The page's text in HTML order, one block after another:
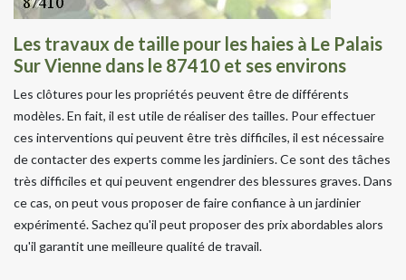
Les travaux de taille pour les haies à Le Palais
Sur Vienne dans le 87410 et ses environs
Les clôtures pour les propriétés peuvent être de différents
modèles. En fait, il est utile de réaliser des tailles. Pour effectuer
ces interventions qui peuvent être très difficiles, il est nécessaire
de contacter des experts comme les jardiniers. Ce sont des tâches
très difficiles et qui peuvent engendrer des blessures graves. Dans
ce cas, on peut vous proposer de faire confiance à un jardinier
expérimenté. Sachez qu'il peut proposer des prix abordables alors
qu'il garantit une meilleure qualité de travail.